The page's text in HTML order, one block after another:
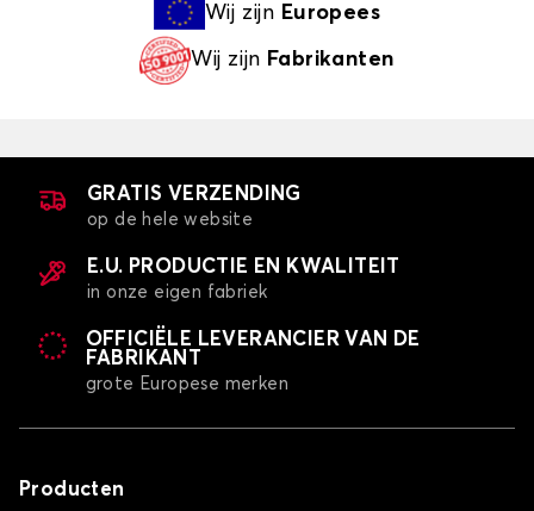
Wij zijn Europees
Wij zijn Fabrikanten
GRATIS VERZENDING
op de hele website
E.U. PRODUCTIE EN KWALITEIT
in onze eigen fabriek
OFFICIËLE LEVERANCIER VAN DE
FABRIKANT
grote Europese merken
Producten